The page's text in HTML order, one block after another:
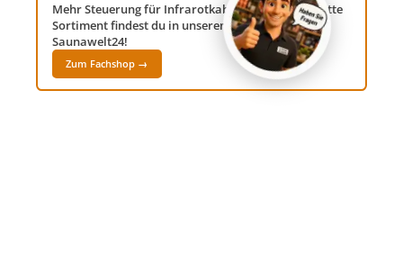
Mehr Steuerung für Infrarotkabinen? Das komplette
Sortiment findest du in unserem Fachshop
Saunawelt24!
Zum Fachshop →